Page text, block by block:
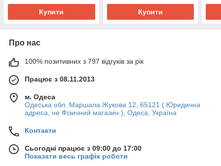
Купити Купити
Про нас
100% позитивних з 797 відгуків за рік
Працює з 08.11.2013
м. Одеса
Одеська обл. Маршала Жукова 12, 65121 ( Юридична
адреса, не Фізичний магазин ), Одеса, Україна
Контакти
Сьогодні працює з 09:00 до 17:00
Показати весь графік роботи